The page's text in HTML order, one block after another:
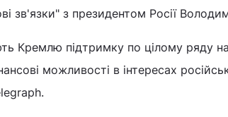
зв'язки" з президентом Росії
Кремлю підтримку по цілому ряду
можливості в інтересах